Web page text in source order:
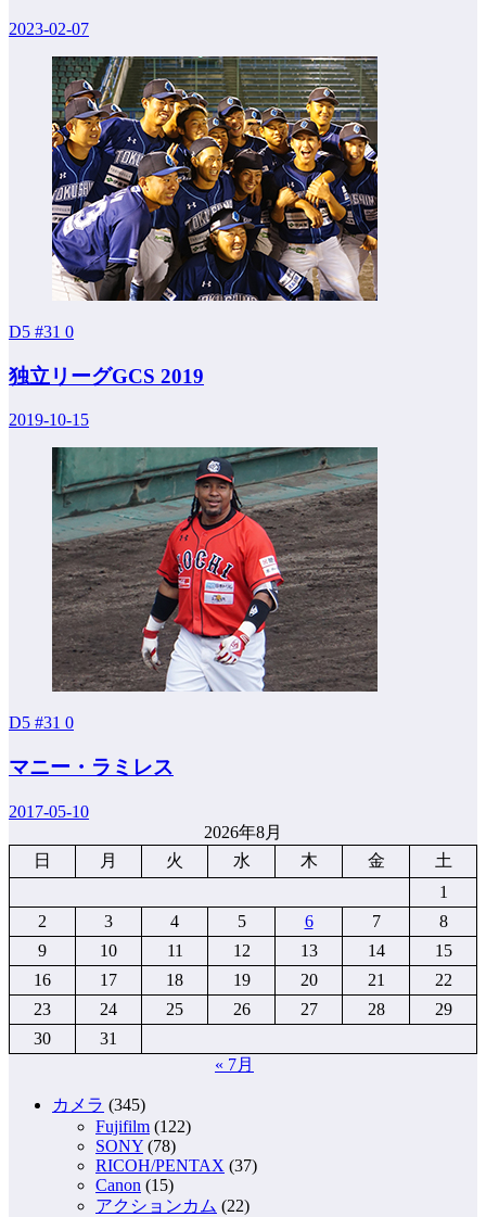
2023-02-07
D5 #31 0
独立リーグGCS 2019
2019-10-15
D5 #31 0
マニー・ラミレス
2017-05-10
2026年8月
日
月 火 水 木 金
土
1
2
3 4 5 6 7
8
9
10 11 12 13 14
15
16
17 18 19 20 21
22
23
24 25 26 27 28
29
30
31
« 7月
カメラ (345)
Fujifilm (122)
SONY (78)
RICOH/PENTAX (37)
Canon (15)
アクションカム (22)